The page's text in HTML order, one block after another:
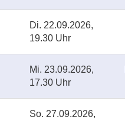
Di. 22.09.2026,
19.30 Uhr
Mi. 23.09.2026,
17.30 Uhr
So. 27.09.2026,